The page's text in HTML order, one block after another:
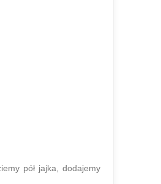
pół jajka, dodajemy